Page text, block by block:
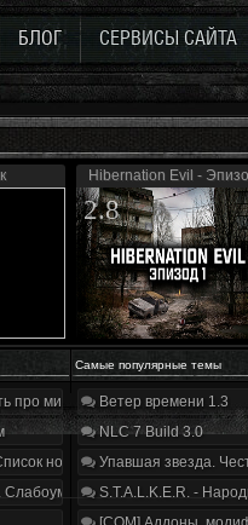
БЛОГ СЕРВИСЫ САЙТА
Hibernation Evil -
2.8
Самые популярные темы
про мир, геймплей и сюжет |
нововведений
и отвага
Ветер времени 1.3
NLC 7 Build 3.0
Упавшая звезда.
S.T.A.L.K.E.R. -